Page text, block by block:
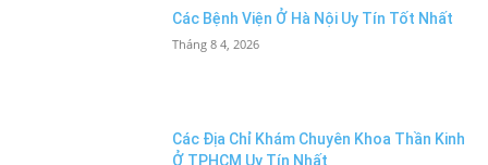
Các Bệnh Viện Ở Hà Nội Uy Tín Tốt Nhất
Tháng 8 4, 2026
Các Địa Chỉ Khám Chuyên Khoa Thần Kinh
Ở TPHCM Uy Tín Nhất